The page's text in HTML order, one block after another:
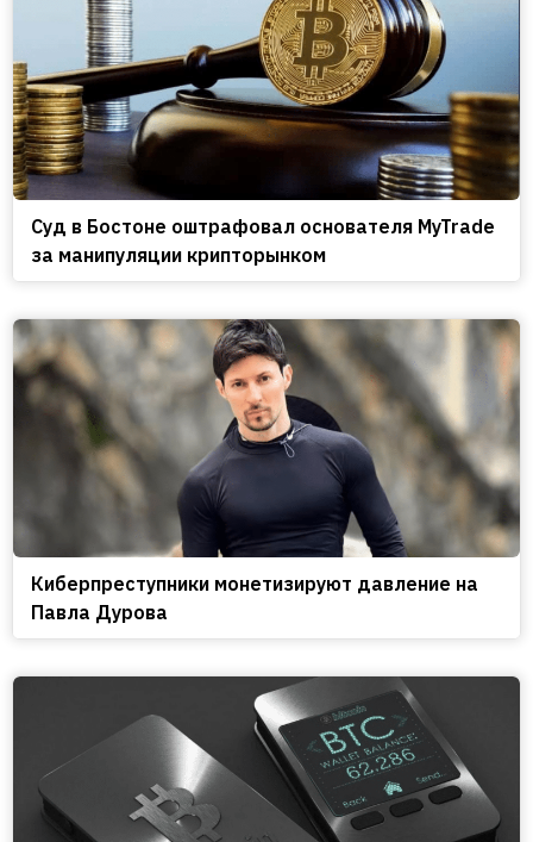
Cуд в Бостоне оштрафовал основателя MyTrade
за манипуляции крипторынком
Киберпреступники монетизируют давление на
Павла Дурова